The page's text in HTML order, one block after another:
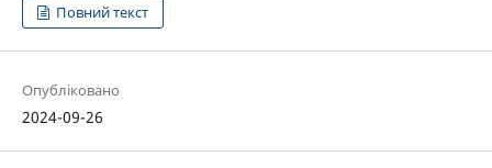
Повний текст
Опубліковано
2024-09-26